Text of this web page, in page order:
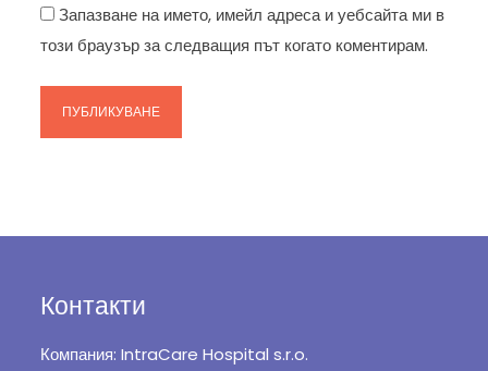
Запазване на името, имейл адреса и уебсайта ми в
този браузър за следващия път когато коментирам.
Контакти
Компания: IntraCare Hospital s.r.o.